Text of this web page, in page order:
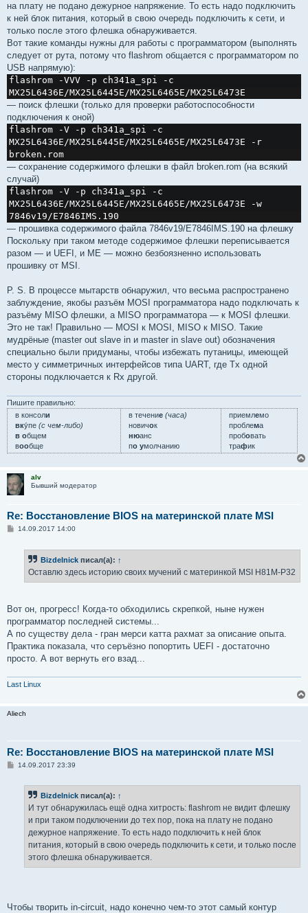
на плату не подано дежурное напряжение. То есть надо подключить
к ней блок питания, который в свою очередь подключить к сети, и
только после этого флешка обнаруживается.
Вот такие команды нужны для работы с программатором (выполнять
следует от рута, потому что flashrom общается с программатором по
USB напрямую):
flashrom -VVV -p ch341a_spi -c
MX25L6436E/MX25L6445E/MX25L6465E/MX25L6473E
— поиск флешки (только для проверки работоспособности
подключения к оной)
flashrom -V -p ch341a_spi -c
MX25L6436E/MX25L6445E/MX25L6465E/MX25L6473E -r
broken.rom
— сохранение содержимого флешки в файл broken.rom (на всякий
случай)
flashrom -V -p ch341a_spi -c
MX25L6436E/MX25L6445E/MX25L6465E/MX25L6473E -w
7846v19/E7846IMS.190
— прошивка содержимого файла 7846v19/E7846IMS.190 на флешку
Поскольку при таком методе содержимое флешки переписывается
разом — и UEFI, и ME — можно безбоязненно использовать
прошивку от MSI.
P. S. В процессе мытарств обнаружил, что весьма распространено
заблуждение, якобы разъём MOSI программатора надо подключать к
разъёму MISO флешки, а MISO программатора — к MOSI флешки.
Это не так! Правильно — MOSI к MOSI, MISO к MISO. Такие
мудрёные (master out slave in и master in slave out) обозначения
специально были придуманы, чтобы избежать путаницы, имеющей
место у симметричных интерфейсов типа UART, где Tx одной
стороны подключается к Rx другой.
Пишите правильно:
в консоли
вку́пе (с чем-либо)
в общем
вообще
в течение (часа)
новичок
нюанс
по умолчанию
приемлемо
проблема
пробовать
трафик
alv
Бывший модератор
Re: Восстановление BIOS на материнской плате MSI
С14.09.2017 14:00
Bizdelnick писал(а): ↑
Оставлю здесь историю своих мучений с материнкой MSI H81M-P32
Вот он, прогресс! Когда-то обходились скрепкой, ныне нужен
программатор последней системы...
А по существу дела - гран мерси катта рахмат за описание опыта.
Практика показала, что серъёзно попортить UEFI - достаточно
просто. А вот вернуть его взад...
Last Linux
Aliech
Re: Восстановление BIOS на материнской плате MSI
С14.09.2017 23:39
Bizdelnick писал(а): ↑
И тут обнаружилась ещё одна хитрость: flashrom не видит флешку
и при таком подключении до тех пор, пока на плату не подано
дежурное напряжение. То есть надо подключить к ней блок
питания, который в свою очередь подключить к сети, и только после
этого флешка обнаруживается.
Чтобы творить in-circuit, надо конечно чем-то этот самый контур